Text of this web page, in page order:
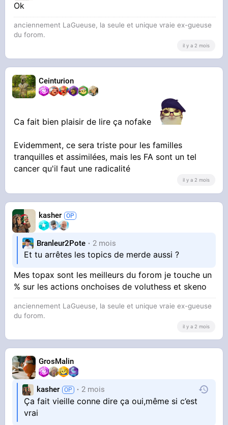
Ok
anciennement LaGueuse, la seule et unique vraie ex-gueuse
du forom.
il y a 2 mois
Ceinturion
Ca fait bien plaisir de lire ça nofake
Evidemment, ce sera triste pour les familles
tranquilles et assimilées, mais les FA sont un tel
cancer qu'il faut une radicalité
il y a 2 mois
kasher
Branleur2Pote 2 mois
Et tu arrêtes les topics de merde aussi ?
Mes topax sont les meilleurs du forom je touche un
% sur les actions onchoises de voluthess et skeno
anciennement LaGueuse, la seule et unique vraie ex-gueuse
du forom.
il y a 2 mois
GrosMalin
kasher 2 mois
Ça fait vieille conne dire ça oui,même si c’est
vrai